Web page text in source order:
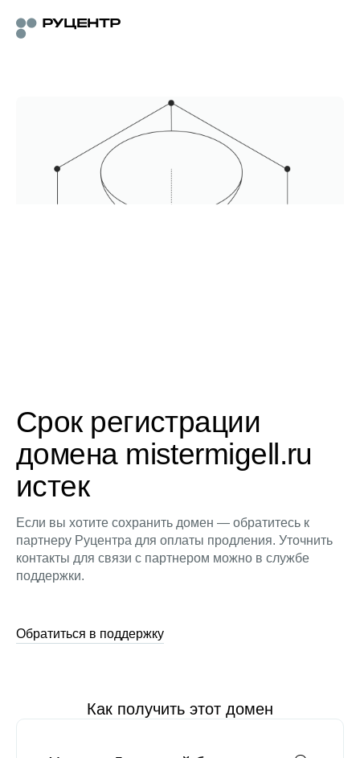
Срок регистрации
домена mistermigell.ru
истек
Если вы хотите сохранить домен — обратитесь к
партнеру Руцентра для оплаты продления. Уточнить
контакты для связи с партнером можно в службе
поддержки.
Обратиться в поддержку
Как получить этот домен